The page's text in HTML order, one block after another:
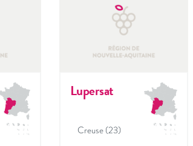
Lupersat
Creuse (23)